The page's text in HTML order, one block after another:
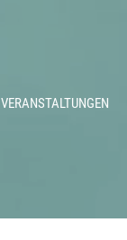
VERANSTALTUNGEN